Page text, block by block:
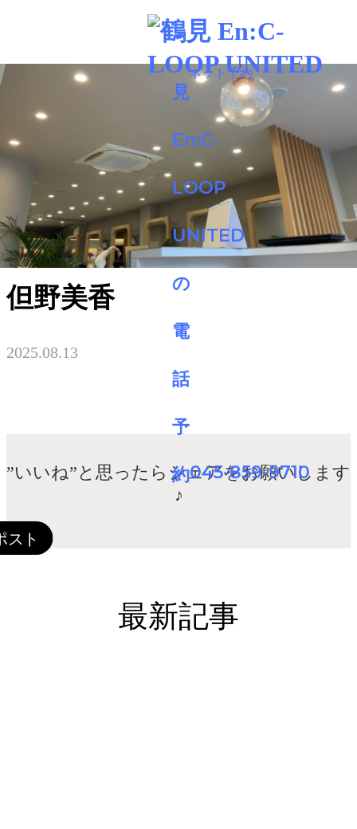
img:is([sizes=auto i],[sizes^="auto," i]){contain-intrinsic-
size:3000px 1500px} /*# sourceURL=wp-img-auto-sizes-contain-
045-859-9710
BLOG
但野美香
2025.08.13
”いいね”と思ったらシェアをお願いします
♪
最新記事